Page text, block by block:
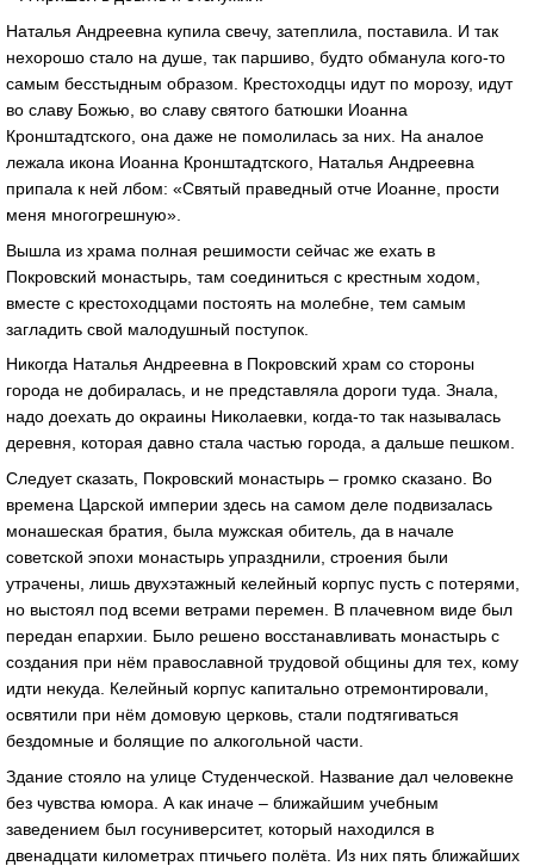
Наталья Андреевна купила свечу, затеплила, поставила. И так
нехорошо стало на душе, так паршиво, будто обманула кого-то
самым бесстыдным образом. Крестоходцы идут по морозу, идут
во славу Божью, во славу святого батюшки Иоанна
Кронштадтского, она даже не помолилась за них. На аналое
лежала икона Иоанна Кронштадтского, Наталья Андреевна
припала к ней лбом: «Святый праведный отче Иоанне, прости
меня многогрешную».
Вышла из храма полная решимости сейчас же ехать в
Покровский монастырь, там соединиться с крестным ходом,
вместе с крестоходцами постоять на молебне, тем самым
загладить свой малодушный поступок.
Никогда Наталья Андреевна в Покровский храм со стороны
города не добиралась, и не представляла дороги туда. Знала,
надо доехать до окраины Николаевки, когда-то так называлась
деревня, которая давно стала частью города, а дальше пешком.
Следует сказать, Покровский монастырь – громко сказано. Во
времена Царской империи здесь на самом деле подвизалась
монашеская братия, была мужская обитель, да в начале
советской эпохи монастырь упразднили, строения были
утрачены, лишь двухэтажный келейный корпус пусть с потерями,
но выстоял под всеми ветрами перемен. В плачевном виде был
передан епархии. Было решено восстанавливать монастырь с
создания при нём православной трудовой общины для тех, кому
идти некуда. Келейный корпус капитально отремонтировали,
освятили при нём домовую церковь, стали подтягиваться
бездомные и болящие по алкогольной части.
Здание стояло на улице Студенческой. Название дал человекне
без чувства юмора. А как иначе – ближайшим учебным
заведением был госуниверситет, который находился в
двенадцати километрах птичьего полёта. Из них пять ближайших